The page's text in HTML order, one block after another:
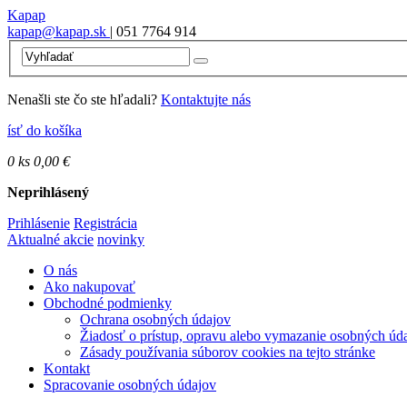
Kapap
kapap@kapap.sk | 051 7764 914
Nenašli ste čo ste hľadali? Kontaktujte nás
ísť do košíka
0 ks 0,00 €
Neprihlásený
Prihlásenie Registrácia
Aktualné akcie novinky
O nás
Ako nakupovať
Obchodné podmienky
Ochrana osobných údajov
Žiadosť o prístup, opravu alebo vymazanie osobných
Zásady používania súborov cookies na tejto stránke
Kontakt
Spracovanie osobných údajov